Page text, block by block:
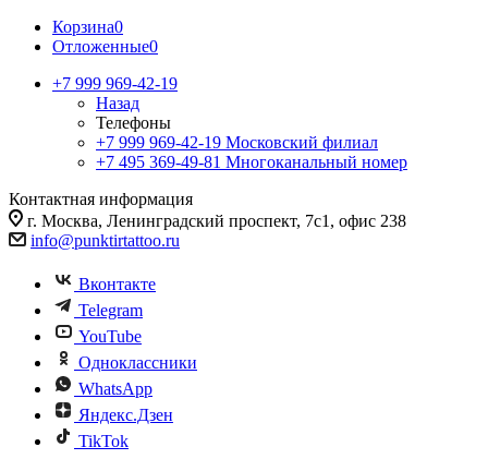
Корзина0
Отложенные0
+7 999 969-42-19
Назад
Телефоны
+7 999 969-42-19 Московский филиал
+7 495 369-49-81 Многоканальный номер
Контактная информация
г. Москва, Ленинградский проспект, 7с1, офис 238
info@punktirtattoo.ru
Вконтакте
Telegram
YouTube
Одноклассники
WhatsApp
Яндекс.Дзен
TikTok